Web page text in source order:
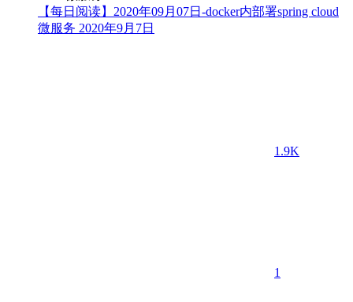
【每日阅读】2020年09月07日-docker内部署spring cloud
微服务 2020年9月7日
1.9K
1